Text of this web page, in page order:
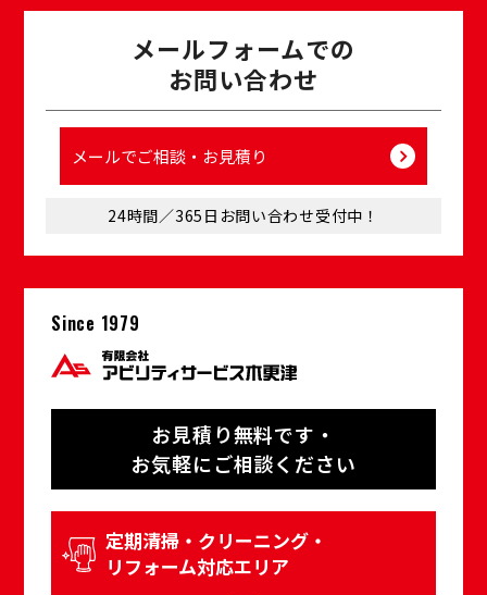
メールフォームでの
お問い合わせ
メールでご相談・お⾒積り
24時間／365⽇お問い合わせ受付中！
Since 1979
お⾒積り無料です・
お気軽にご相談ください
定期清掃・クリーニング・
リフォーム対応エリア